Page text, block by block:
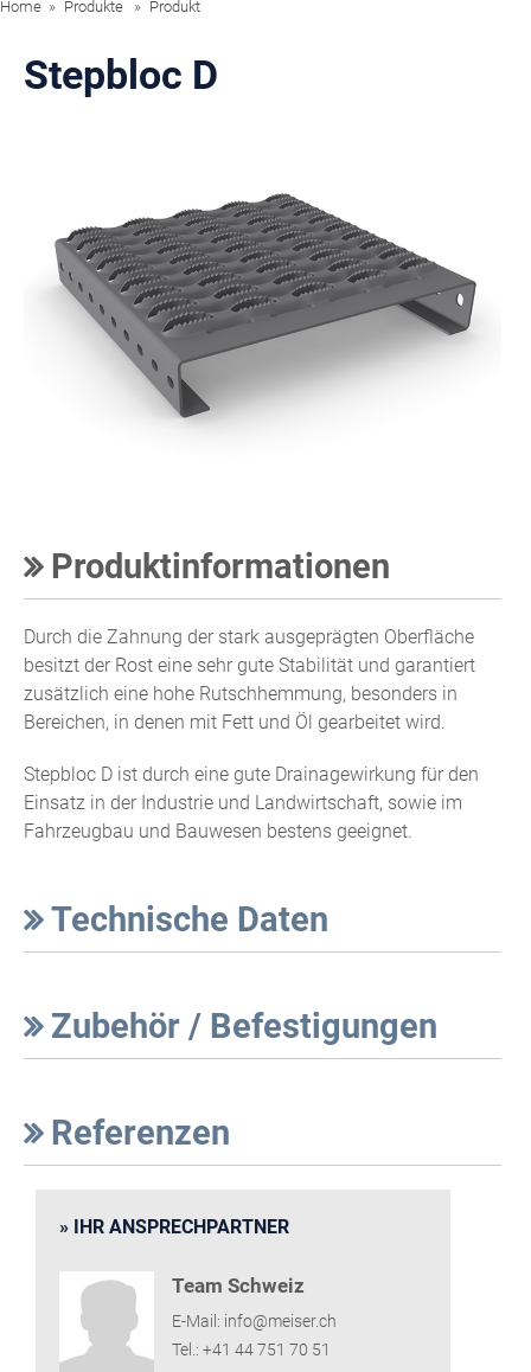
Home Produkte Produkt
Stepbloc D
Produktinformationen
Durch die Zahnung der stark ausgeprägten Oberfläche
besitzt der Rost eine sehr gute Stabilität und garantiert
zusätzlich eine hohe Rutschhemmung, besonders in
Bereichen, in denen mit Fett und Öl gearbeitet wird.
Stepbloc D ist durch eine gute Drainagewirkung für den
Einsatz in der Industrie und Landwirtschaft, sowie im
Fahrzeugbau und Bauwesen bestens geeignet.
Technische Daten
Zubehör / Befestigungen
Referenzen
IHR ANSPRECHPARTNER
Team Schweiz
E-Mail: info@meiser.ch
Tel.: +41 44 751 70 51